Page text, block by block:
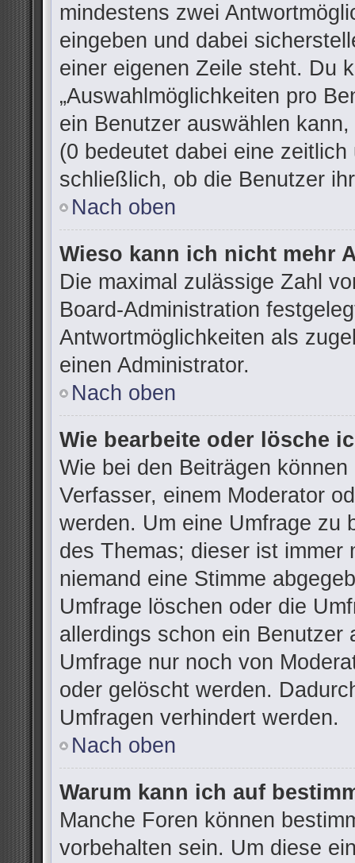
mindestens zwei
eingeben und dabei
einer eigenen Zeile steht. Du
„Auswahlmöglichkeiten pro
ein Benutzer auswählen
(0 bedeutet dabei eine
schließlich, ob die Benutzer
Nach oben
Wieso kann ich nicht mehr
Die maximal zulässige Zahl
Board-Administration
Antwortmöglichkeiten als
einen Administrator.
Nach oben
Wie bearbeite oder lösche
Wie bei den Beiträgen
Verfasser, einem Moderator
werden. Um eine Umfrage zu
des Themas; dieser ist immer
niemand eine Stimme
Umfrage löschen oder die
allerdings schon ein Benutzer
Umfrage nur noch von
oder gelöscht werden.
Umfragen verhindert werden.
Nach oben
Warum kann ich auf
Manche Foren können
vorbehalten sein. Um diese